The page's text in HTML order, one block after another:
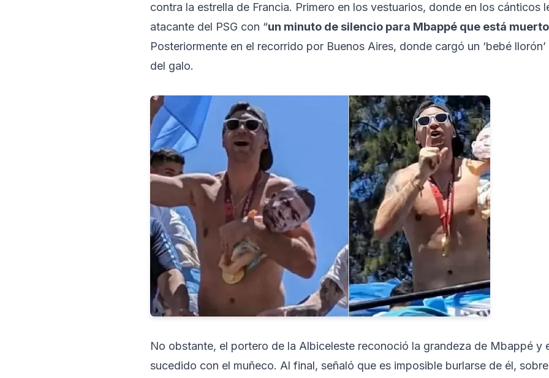
contra la estrella de Francia. Primero en los vestuarios, donde en los cánticos
atacante del PSG con “un minuto de silencio para Mbappé que está muerto
Posteriormente en el recorrido por Buenos Aires, donde cargó un ‘bebé
del galo.
No obstante, el portero de la Albiceleste reconoció la grandeza de Mbappé y
sucedido con el muñeco. Al final, señaló que es imposible burlarse de él,